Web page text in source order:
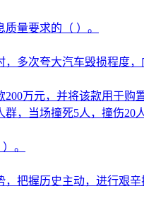
量要求的（ ）。
多次夸大汽车毁损程度
200万元，并将该款用于
，当场撞死5人，撞伤20
。
把握历史主动，进行艰